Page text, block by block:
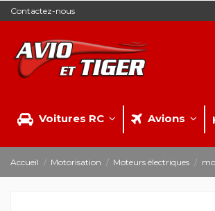
Contactez-nous
Voitures RC Avions
Accueil Motorisation Moteurs électriques